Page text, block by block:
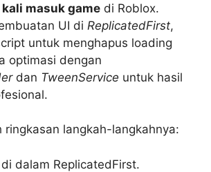
masuk game di Roblox.
UI di ReplicatedFirst,
untuk menghapus loading
optimasi dengan
dan TweenService untuk hasil
ringkasan langkah-langkahnya:
dalam ReplicatedFirst.